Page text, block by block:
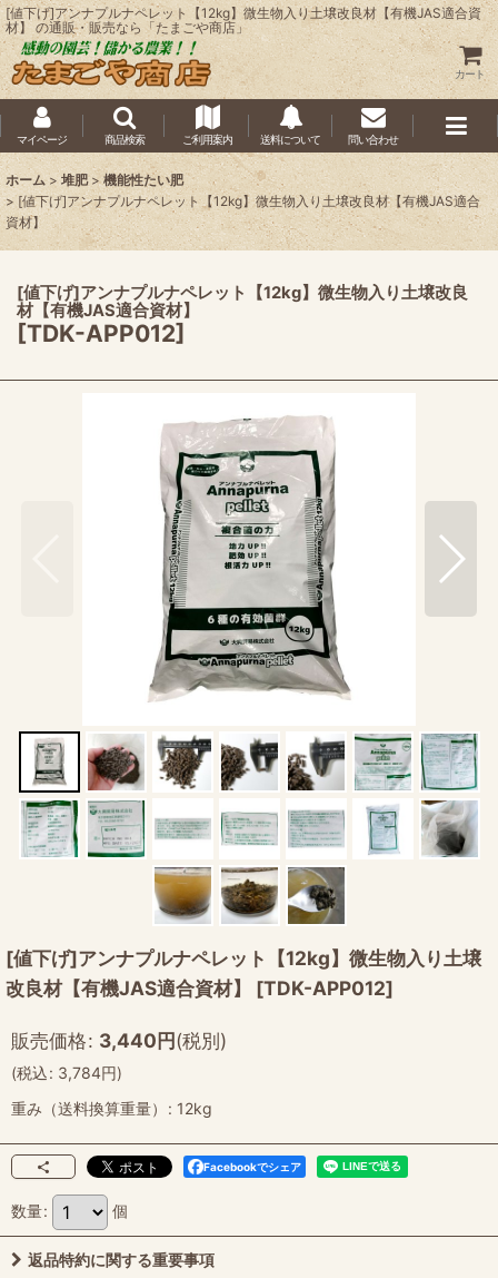
[値下げ]アンナプルナペレット【12kg】微生物入り土壌改良材【有機JAS適合資
材】 の通販・販売なら「たまごや商店」
カート
マイページ 商品検索 ご利用案内 送料について 問い合わせ
ホーム > 堆肥 > 機能性たい肥
> [値下げ]アンナプルナペレット【12kg】微生物入り土壌改良材【有機JAS適合
資材】
[値下げ]アンナプルナペレット【12kg】微生物入り土壌改良
材【有機JAS適合資材】
[TDK-APP012]
[値下げ]アンナプルナペレット【12kg】微生物入り土壌
改良材【有機JAS適合資材】
[TDK-APP012]
販売価格: 3,440円(税別)
(税込: 3,784円)
重み（送料換算重量）
: 12kg
Facebookでシェア
数量: 個
返品特約に関する重要事項